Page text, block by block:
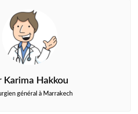
Karima Hakkou
général à Marrakech